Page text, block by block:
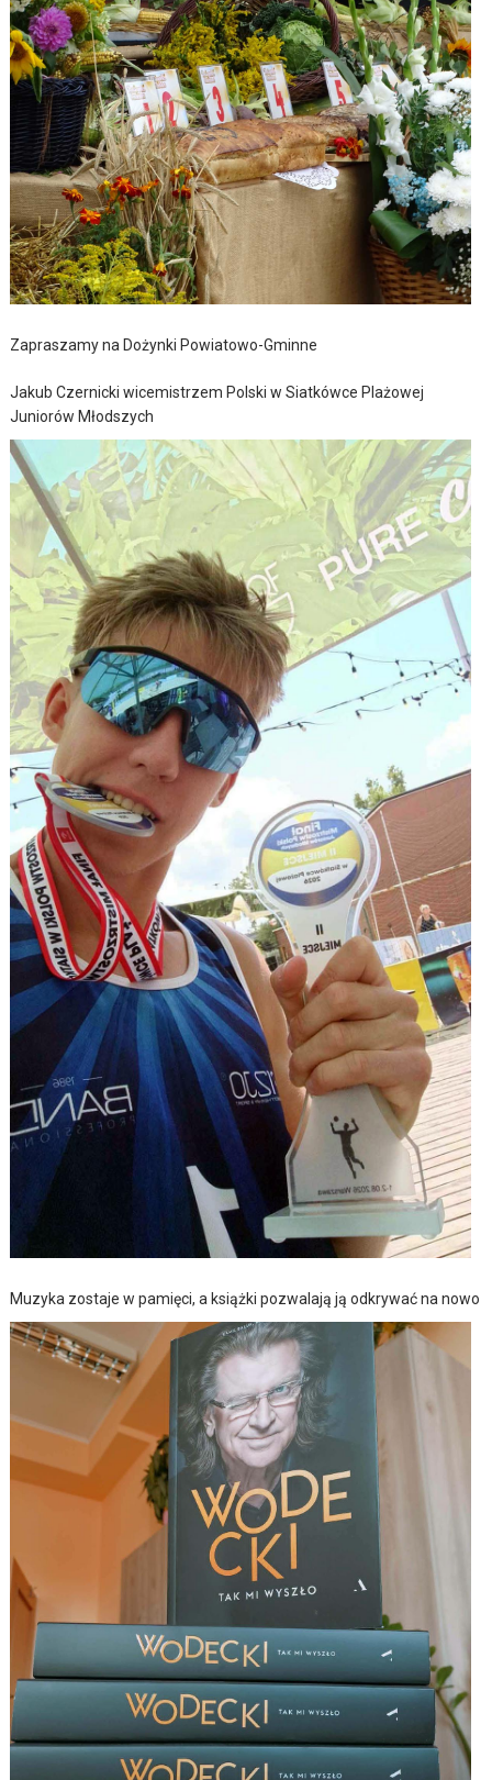
Zapraszamy na Dożynki Powiatowo-Gminne
Jakub Czernicki wicemistrzem Polski w Siatkówce Plażowej
Juniorów Młodszych
Muzyka zostaje w pamięci, a książki pozwalają ją odkrywać na nowo